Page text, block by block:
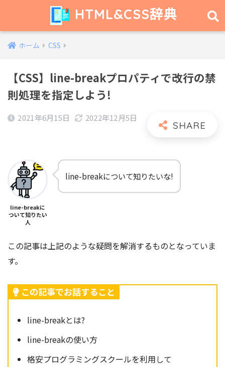
HTML&CSS辞典
ホーム CSS
【CSS】line-breakプロパティで改行の禁
則処理を指定しよう!
2021年6月15日 2022年12月5日
line-breakに
ついて知りたい
人
line-breakについて知りたいな!
この記事は上記のような疑問を解消するものとなっていま
す。
この記事でお話すること
line-breakとは?
line-breakの使い方
格安プログラミングスクールを利用して